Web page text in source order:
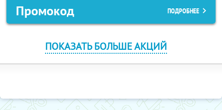
Промокод ПОДРОБНЕЕ
ПОКАЗАТЬ БОЛЬШЕ АКЦИЙ